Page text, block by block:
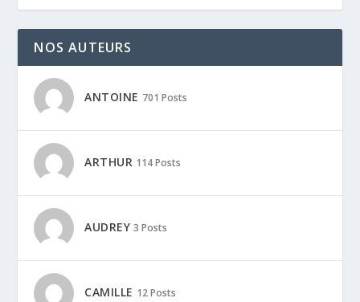
NOS AUTEURS
ANTOINE 701 Posts
ARTHUR 114 Posts
AUDREY 3 Posts
CAMILLE 12 Posts